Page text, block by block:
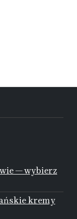
— wybierz
kremy